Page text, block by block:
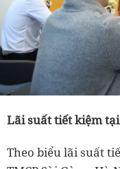
Lãi suất tiết kiệm
Theo biểu lãi suất